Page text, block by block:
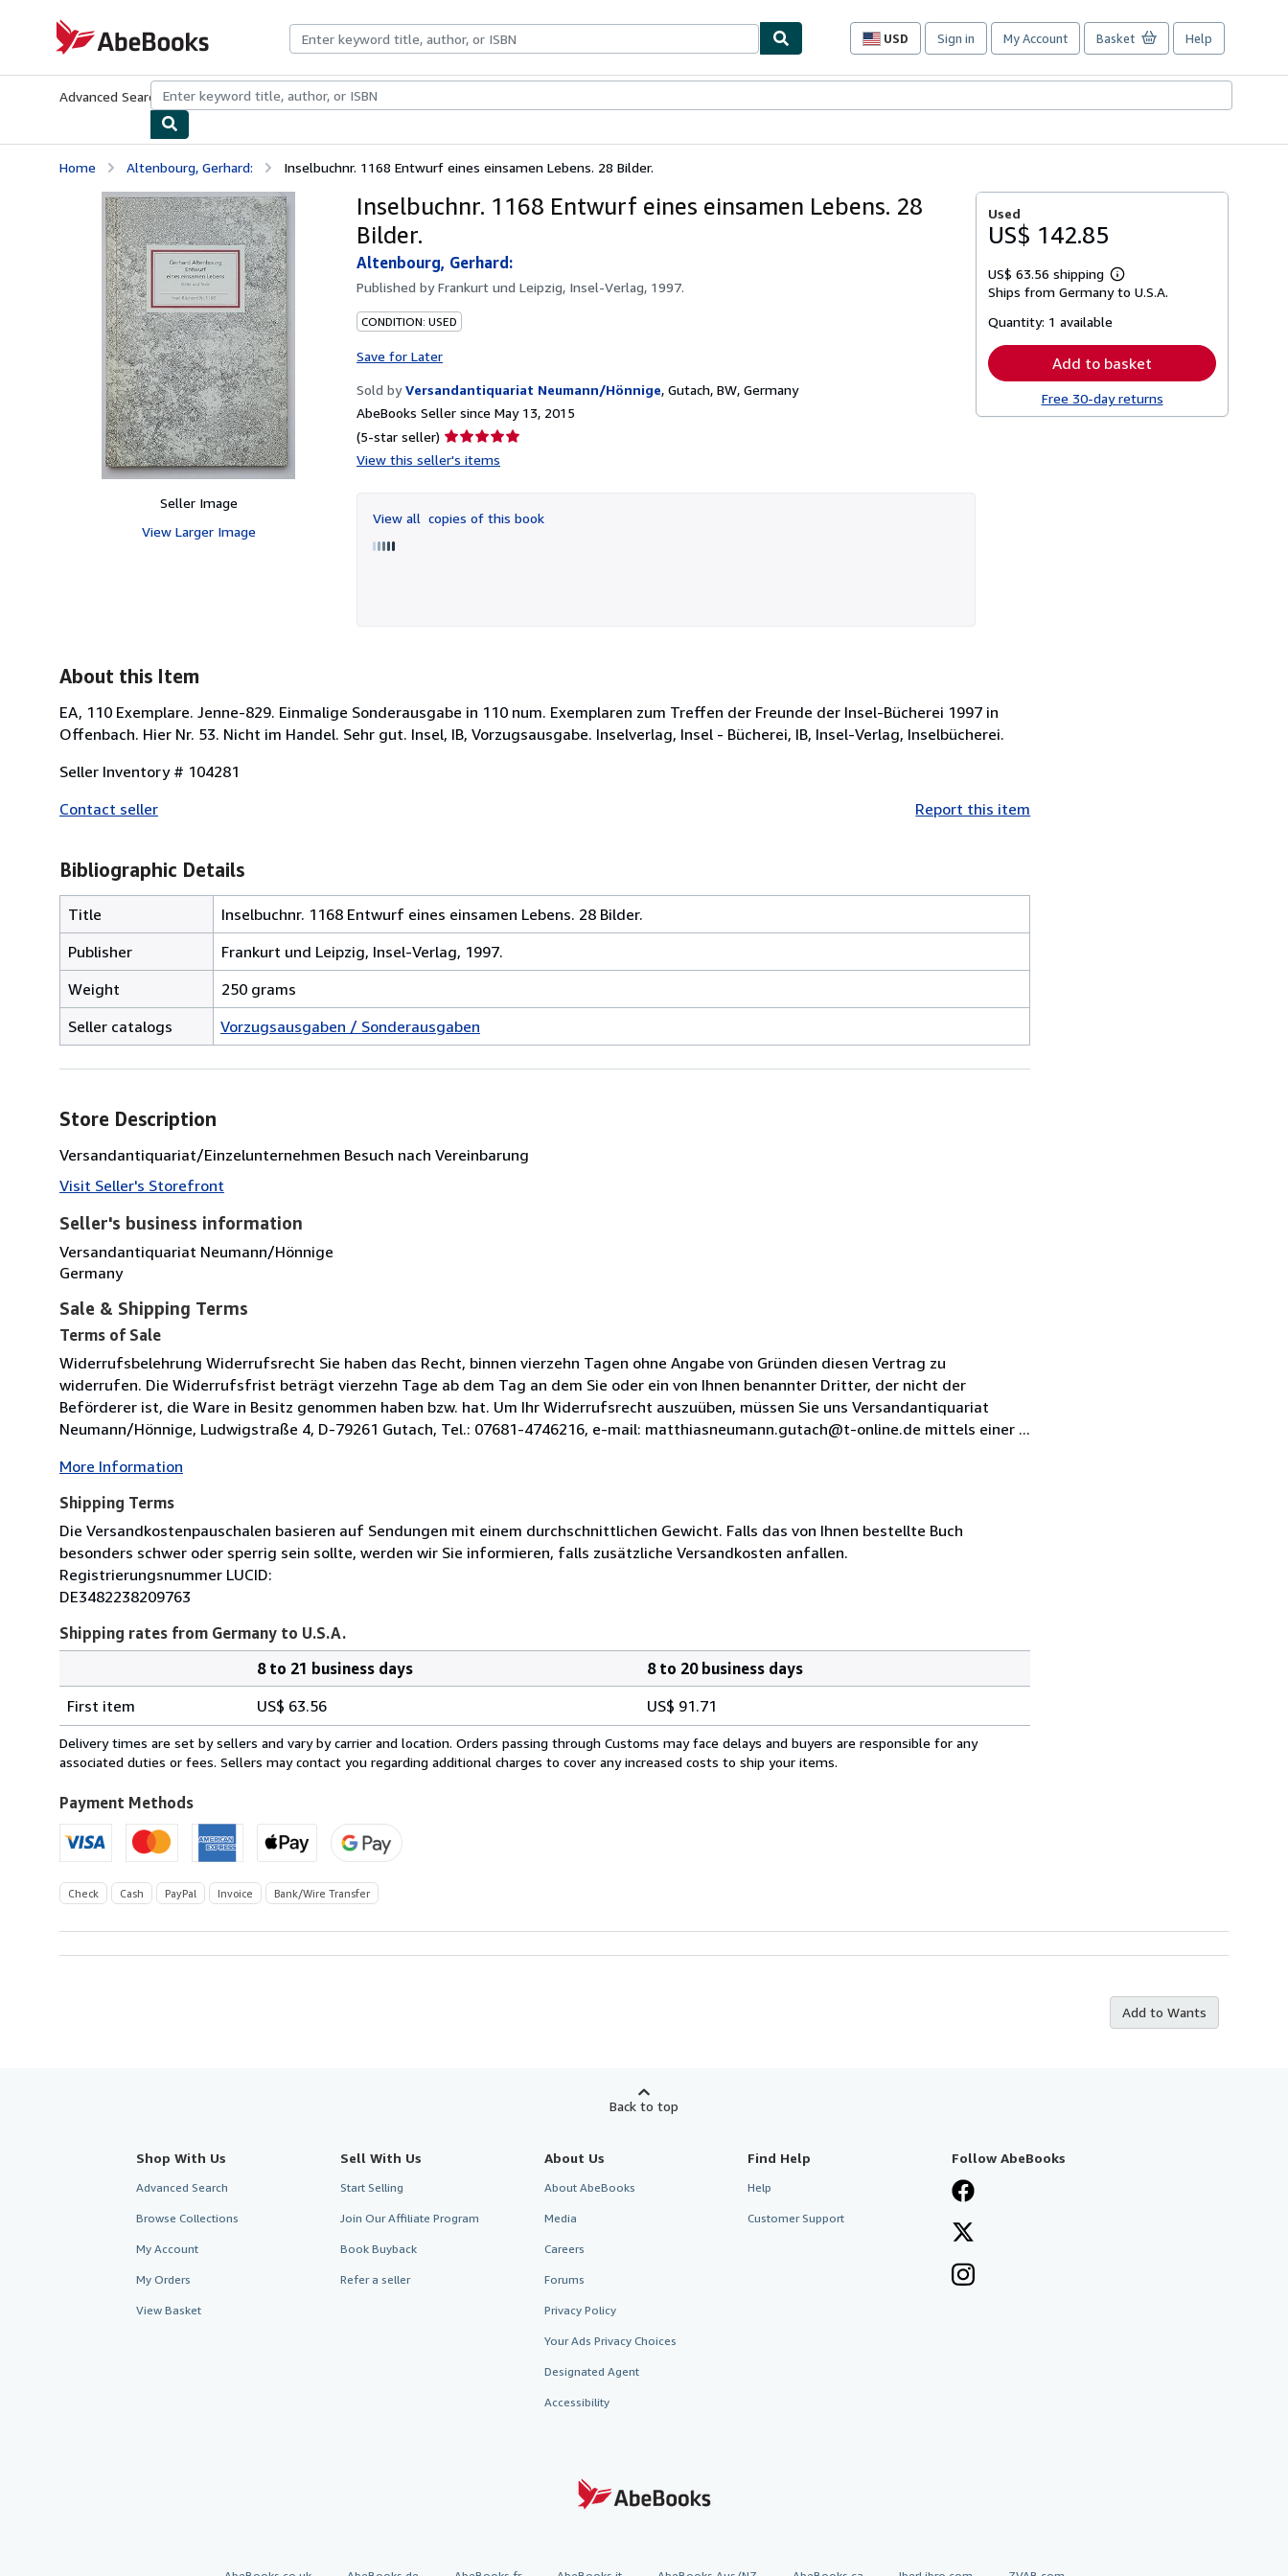
AbeBooks.com
USD
Site
preferences
Sign in My Account Basket Help
Advanced Search Browse CollectionsRare BooksArt & Collectibles
Home Altenbourg, Gerhard: Inselbuchnr. 1168 Entwurf eines einsamen Lebens. 28 Bilder.
Seller Image
View Larger Image
Inselbuchnr. 1168 Entwurf eines einsamen Lebens. 28
Bilder.
Altenbourg, Gerhard:
Published byFrankurt und Leipzig, Insel-Verlag, 1997.
CONDITION: USED
Save for Later
Sold by Versandantiquariat Neumann/Hönnige, Gutach, BW, Germany
AbeBooks Seller since May 13, 2015
(5-star seller) Seller
rating
of
5
View this seller's items
View all copies of this book
Used
US$ 142.85
US$ 63.56 shipping
Learn
more
Ships from Germany to U.S.A.
Quantity: 1 available
Add to basket
Free 30-day returns
About this Item
EA, 110 Exemplare. Jenne-829. Einmalige Sonderausgabe in 110 num. Exemplaren zum Treffen der Freunde der Insel-Bücherei 1997 in
Offenbach. Hier Nr. 53. Nicht im Handel. Sehr gut. Insel, IB, Vorzugsausgabe. Inselverlag, Insel - Bücherei, IB, Insel-Verlag, Inselbücherei.
Seller Inventory # 104281
Contact seller
Report this item
Bibliographic Details
Title
Inselbuchnr. 1168 Entwurf eines einsamen Lebens. 28 Bilder.
Publisher
Frankurt und Leipzig, Insel-Verlag, 1997.
Weight
250 grams
Seller catalogs
Vorzugsausgaben / Sonderausgaben
Store Description
Versandantiquariat/Einzelunternehmen Besuch nach Vereinbarung
Visit Seller's Storefront
Seller's business information
Versandantiquariat Neumann/Hönnige
Germany
Sale & Shipping Terms
Terms of Sale
Widerrufsbelehrung Widerrufsrecht Sie haben das Recht, binnen vierzehn Tagen ohne Angabe von Gründen diesen Vertrag zu
widerrufen. Die Widerrufsfrist beträgt vierzehn Tage ab dem Tag an dem Sie oder ein von Ihnen benannter Dritter, der nicht der
Beförderer ist, die Ware in Besitz genommen haben bzw. hat. Um Ihr Widerrufsrecht auszuüben, müssen Sie uns Versandantiquariat
Neumann/Hönnige, Ludwigstraße 4, D-79261 Gutach, Tel.: 07681-4746216, e-mail: matthiasneumann.gutach@t-online.de mittels einer ...
More Information
Shipping Terms
Die Versandkostenpauschalen basieren auf Sendungen mit einem durchschnittlichen Gewicht. Falls das von Ihnen bestellte Buch
besonders schwer oder sperrig sein sollte, werden wir Sie informieren, falls zusätzliche Versandkosten anfallen.
Registrierungsnummer LUCID:
DE3482238209763
Shipping rates from Germany to U.S.A.
rates
from
Germany
U.S.A.
8 to 21 business days
8 to 20 business days
First item
US$ 63.56 US$ 91.71
Delivery times are set by sellers and vary by carrier and location. Orders passing through Customs may face delays and buyers are responsible for any
associated duties or fees. Sellers may contact you regarding additional charges to cover any increased costs to ship your items.
Payment Methods
Check Cash PayPal Invoice Bank/Wire Transfer
Add to Wants
Back to top
Shop With Us
Advanced Search
Browse Collections
My Account
My Orders
View Basket
Sell With Us
Start Selling
Join Our Affiliate Program
Book Buyback
Refer a seller
About Us
About AbeBooks
Media
Careers
Forums
Privacy Policy
Your Ads Privacy Choices
Designated Agent
Accessibility
Find Help
Help
Customer Support
Follow AbeBooks